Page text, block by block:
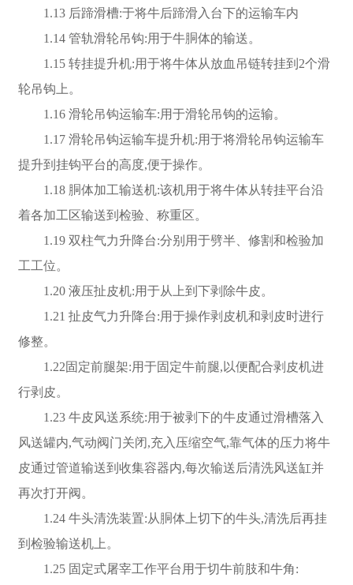
1.13 后蹄滑槽:于将牛后蹄滑入台下的运输车内
1.14 管轨滑轮吊钩:用于牛胴体的输送。
1.15 转挂提升机:用于将牛体从放血吊链转挂到2个滑
轮吊钩上。
1.16 滑轮吊钩运输车:用于滑轮吊钩的运输。
1.17 滑轮吊钩运输车提升机:用于将滑轮吊钩运输车
提升到挂钩平台的高度,便于操作。
1.18 胴体加工输送机:该机用于将牛体从转挂平台沿
着各加工区输送到检验、称重区。
1.19 双柱气力升降台:分别用于劈半、修割和检验加
工工位。
1.20 液压扯皮机:用于从上到下剥除牛皮。
1.21 扯皮气力升降台:用于操作剥皮机和剥皮时进行
修整。
1.22固定前腿架:用于固定牛前腿,以便配合剥皮机进
行剥皮。
1.23 牛皮风送系统:用于被剥下的牛皮通过滑槽落入
风送罐内,气动阀门关闭,充入压缩空气,靠气体的压力将牛
皮通过管道输送到收集容器内,每次输送后清洗风送缸并
再次打开阀。
1.24 牛头清洗装置:从胴体上切下的牛头,清洗后再挂
到检验输送机上。
1.25 固定式屠宰工作平台用于切牛前肢和牛角: